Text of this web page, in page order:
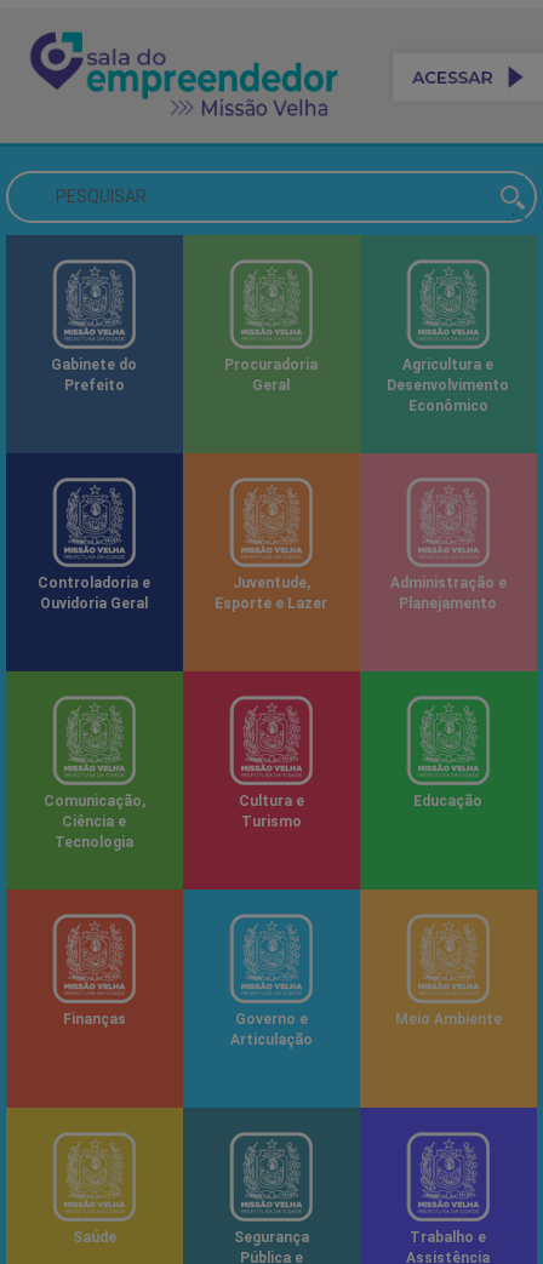
Gabinete do
Prefeito
Procuradoria
Geral
Agricultura e
Desenvolvimento
Econômico
Controladoria e
Ouvidoria Geral
Juventude,
Esporte e Lazer
Administração e
Planejamento
Comunicação,
Ciência e
Tecnologia
Cultura e
Turismo
Educação
Finanças
Governo e
Articulação
Meio Ambiente
Saúde
Segurança
Pública e
Trabalho e
Assistência